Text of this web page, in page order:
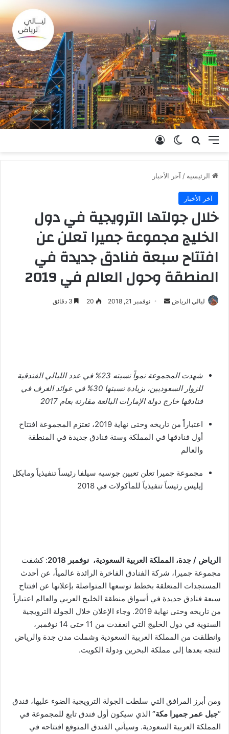
القائمة بحث عنالوضع المظلم
الرئيسية / آخر الأخبار
آخر الأخبار
خلال جولتها الترويجية في دول
الخليج مجموعة جميرا تعلن عن
افتتاح سبعة فنادق جديدة في
المنطقة وحول العالم في 2019
ليالي الرياض
ي
د
ل
ك
و
نوفمبر 21, 2018 20
شهدت المجموعة نمواً نسبته 23% في عدد الليالي الفندقية
للزوار السعوديين، بزيادة نسبتها 30% في عوائد الغرف في
فنادقها خارج دولة الإمارات البالغة مقارنة بعام 2017
اعتباراً من تاريخه وحتى نهاية 2019، تعتزم المجموعة افتتاح
أول فنادقها في المملكة وستة فنادق جديدة في المنطقة
والعالم
مجموعة جميرا تعلن تعيين جوسيه سيلفا رئيساً تنفيذياً ومايكل
إيليس رئيساً تنفيذياً للمأكولات في 2018
الرياض / جدة، المملكة العربية السعودية، نوفمبر 2018
: كشفت
مجموعة جميرا، شركة الفنادق الفاخرة الرائدة عالمياً، عن أحدث
المستجدات المتعلقة بخطط توسعها المتواصلة بإعلانها عن افتتاح
سبعة فنادق جديدة في أسواق منطقة الخليج العربي والعالم اعتباراً
من تاريخه وحتى نهاية 2019. وجاء الإعلان خلال الجولة الترويجية
السنوية في دول الخليج التي انعقدت من 11 حتى 14 نوفمبر،
وانطلقت من المملكة العربية السعودية وشملت مدن جدة والرياض
لتتجه بعدها إلى مملكة البحرين ودولة الكويت.
ومن أبرز المرافق التي سلطت الجولة الترويجية الضوء عليها، فندق
“جبل عمر جميرا مكة” الذي سيكون أول فندق تابع للمجموعة في
المملكة العربية السعودية. وسيأتي الفندق المتوقع افتتاحه في